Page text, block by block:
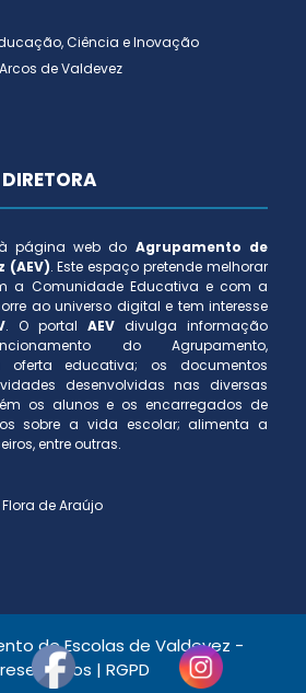
Ciência e Inovação
de Valdevez
página web do Agrupamento de
(AEV). Este espaço pretende melhorar
a Comunidade Educativa e com a
ao universo digital e tem interesse
. O portal AEV divulga informação
do Agrupamento,
oferta educativa; os documentos
desenvolvidas nas diversas
os alunos e os encarregados de
sobre a vida escolar; alimenta a
entre outras.
de Araújo
de Escolas de Valdevez -
| RGPD